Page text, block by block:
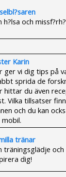
h?lsa och
Karin
ger vi dig tips på
sprida de
hittar du även
Vilka tillsatser
och du kan
mobil.
tränar
träningsglädje
dig!